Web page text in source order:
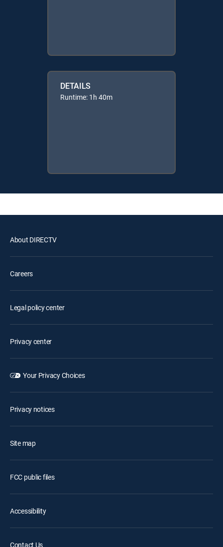
DETAILS
Runtime: 1h 40m
About DIRECTV
Careers
Legal policy center
Privacy center
Your Privacy Choices
Privacy notices
Site map
FCC public files
Accessibility
Contact Us